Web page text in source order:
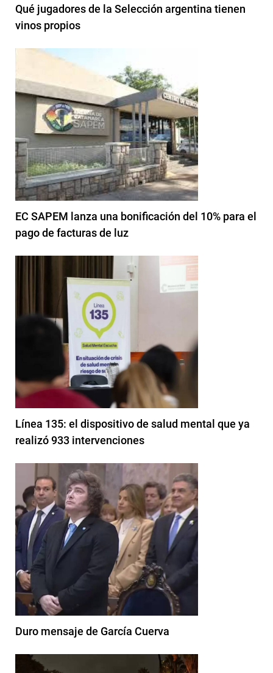
Qué jugadores de la Selección argentina tienen
vinos propios
EC SAPEM lanza una bonificación del 10% para el
pago de facturas de luz
Línea 135: el dispositivo de salud mental que ya
realizó 933 intervenciones
Duro mensaje de García Cuerva